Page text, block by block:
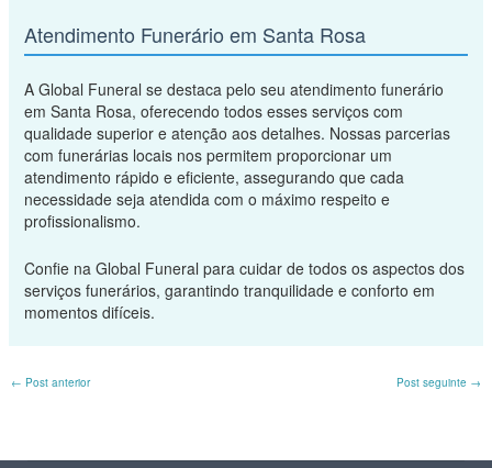
Atendimento Funerário em Santa Rosa
A Global Funeral se destaca pelo seu atendimento funerário
em Santa Rosa, oferecendo todos esses serviços com
qualidade superior e atenção aos detalhes. Nossas parcerias
com funerárias locais nos permitem proporcionar um
atendimento rápido e eficiente, assegurando que cada
necessidade seja atendida com o máximo respeito e
profissionalismo.
Confie na Global Funeral para cuidar de todos os aspectos dos
serviços funerários, garantindo tranquilidade e conforto em
momentos difíceis.
← Post anterior Post seguinte →